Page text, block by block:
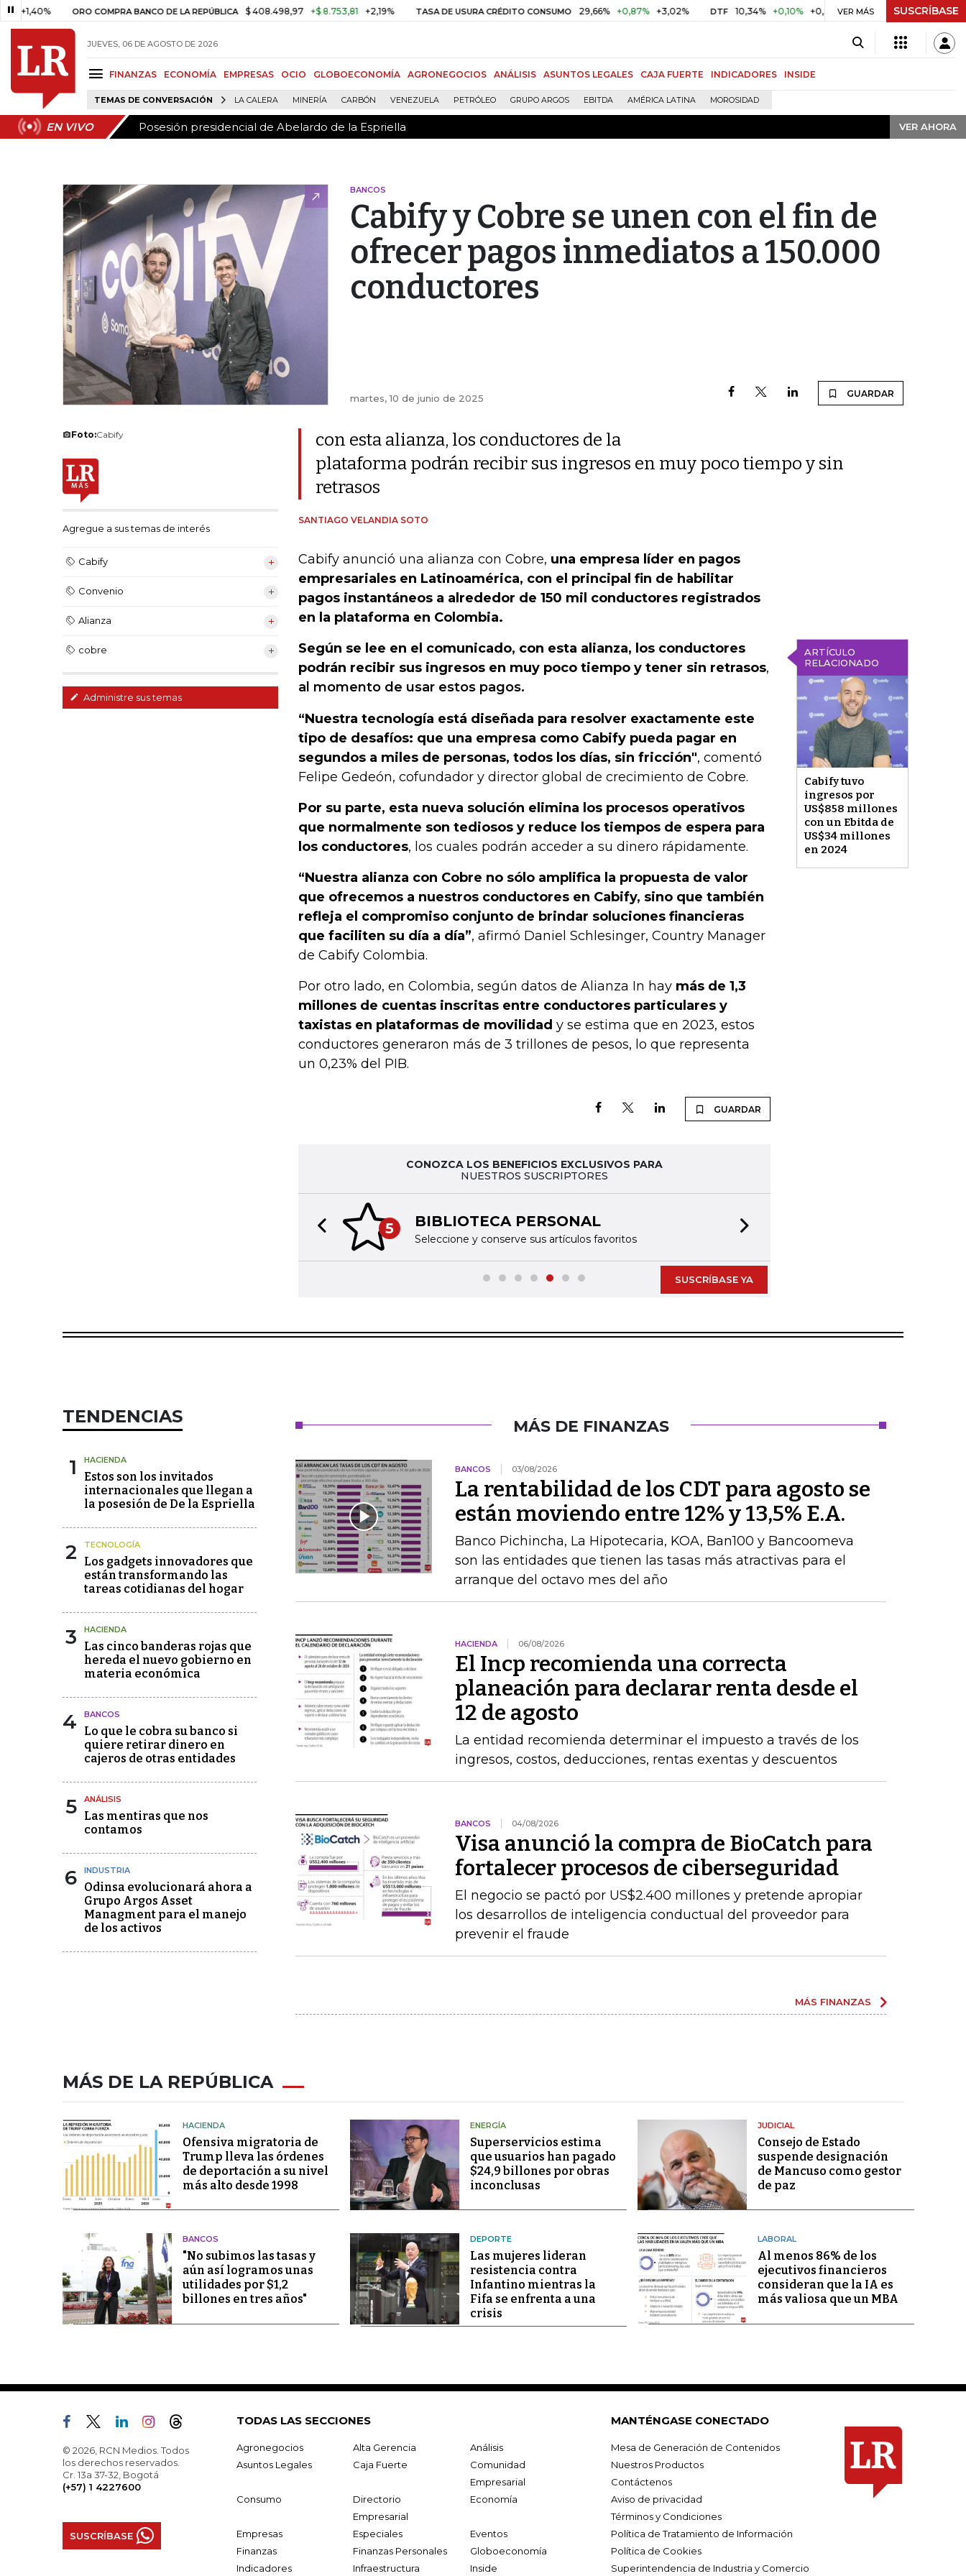
ORO COMPRA BANCO DE LA REPÚBLICA $ 408.498,97 +$ 8.753,81 +2,19% TASA DE USURA CRÉDITO CONSUMO 29,66% +0,87% +3,02% DTF 10,34% +0,10% +0,98% UVR $ 416,91 +$ 0,05 +0,01%
VER MÁS SUSCRÍBASE
JUEVES, 06 DE AGOSTO DE 2026
FINANZAS ECONOMÍA EMPRESAS OCIO GLOBOECONOMÍA AGRONEGOCIOS ANÁLISIS ASUNTOS LEGALES CAJA FUERTE INDICADORES INSIDE
TEMAS DE CONVERSACIÓN LA CALERA MINERÍA CARBÓN VENEZUELA PETRÓLEO GRUPO ARGOS EBITDA AMÉRICA LATINA MOROSIDAD
EN VIVO Posesión presidencial de Abelardo de la Espriella VER AHORA
EN VIVO Posesión presidencial de Abelardo de la Espriella VER AHORA
BANCOS
Cabify y Cobre se unen con el fin de
ofrecer pagos inmediatos a 150.000
conductores
martes, 10 de junio de 2025 GUARDAR
Foto:Cabify
Agregue a sus temas de interés
Cabify
Convenio
Alianza
cobre
Administre sus temas
con esta alianza, los conductores de la
plataforma podrán recibir sus ingresos en muy poco tiempo y sin
retrasos
SANTIAGO VELANDIA SOTO
Cabify anunció una alianza con Cobre, una empresa líder en pagos
empresariales en Latinoamérica, con el principal fin de habilitar
pagos instantáneos a alrededor de 150 mil conductores registrados
en la plataforma en Colombia.
ARTÍCULO
RELACIONADO
Cabify tuvo
ingresos por
US$858 millones
con un Ebitda de
US$34 millones
en 2024
Según se lee en el comunicado, con esta alianza, los conductores
podrán recibir sus ingresos en muy poco tiempo y tener sin retrasos,
al momento de usar estos pagos.
“Nuestra tecnología está diseñada para resolver exactamente este
tipo de desafíos: que una empresa como Cabify pueda pagar en
segundos a miles de personas, todos los días, sin fricción", comentó
Felipe Gedeón, cofundador y director global de crecimiento de Cobre.
Por su parte, esta nueva solución elimina los procesos operativos
que normalmente son tediosos y reduce los tiempos de espera para
los conductores, los cuales podrán acceder a su dinero rápidamente.
“Nuestra alianza con Cobre no sólo amplifica la propuesta de valor
que ofrecemos a nuestros conductores en Cabify, sino que también
refleja el compromiso conjunto de brindar soluciones financieras
que faciliten su día a día”, afirmó Daniel Schlesinger, Country Manager
de Cabify Colombia.
Por otro lado, en Colombia, según datos de Alianza In hay más de 1,3
millones de cuentas inscritas entre conductores particulares y
taxistas en plataformas de movilidad y se estima que en 2023, estos
conductores generaron más de 3 trillones de pesos, lo que representa
un 0,23% del PIB.
GUARDAR
CONOZCA LOS BENEFICIOS EXCLUSIVOS PARA
NUESTROS SUSCRIPTORES
5 BIBLIOTECA PERSONAL
Seleccione y conserve sus artículos favoritos
Previous slide
SUSCRÍBASE YA
TENDENCIAS
1 HACIENDA
Estos son los invitados
internacionales que llegan a
la posesión de De la Espriella
2 TECNOLOGÍA
Los gadgets innovadores que
están transformando las
tareas cotidianas del hogar
3 HACIENDA
Las cinco banderas rojas que
hereda el nuevo gobierno en
materia económica
4 BANCOS
Lo que le cobra su banco si
quiere retirar dinero en
cajeros de otras entidades
5 ANÁLISIS
Las mentiras que nos
contamos
6 INDUSTRIA
Odinsa evolucionará ahora a
Grupo Argos Asset
Managment para el manejo
de los activos
MÁS DE FINANZAS
BANCOS 03/08/2026
La rentabilidad de los CDT para agosto se
están moviendo entre 12% y 13,5% E.A.
Banco Pichincha, La Hipotecaria, KOA, Ban100 y Bancoomeva
son las entidades que tienen las tasas más atractivas para el
arranque del octavo mes del año
HACIENDA 06/08/2026
El Incp recomienda una correcta
planeación para declarar renta desde el
12 de agosto
La entidad recomienda determinar el impuesto a través de los
ingresos, costos, deducciones, rentas exentas y descuentos
BANCOS 04/08/2026
Visa anunció la compra de BioCatch para
fortalecer procesos de ciberseguridad
El negocio se pactó por US$2.400 millones y pretende apropiar
los desarrollos de inteligencia conductual del proveedor para
prevenir el fraude
MÁS FINANZAS
MÁS DE LA REPÚBLICA
HACIENDA
Ofensiva migratoria de
Trump lleva las órdenes
de deportación a su nivel
más alto desde 1998
ENERGÍA
Superservicios estima
que usuarios han pagado
$24,9 billones por obras
inconclusas
JUDICIAL
Consejo de Estado
suspende designación
de Mancuso como gestor
de paz
BANCOS
"No subimos las tasas y
aún así logramos unas
utilidades por $1,2
billones en tres años"
DEPORTE
Las mujeres lideran
resistencia contra
Infantino mientras la
Fifa se enfrenta a una
crisis
LABORAL
Al menos 86% de los
ejecutivos financieros
consideran que la IA es
más valiosa que un MBA
© 2026, RCN Medios. Todos
los derechos reservados.
Cr. 13a 37-32, Bogotá
(+57) 1 4227600
SUSCRÍBASE
TODAS LAS SECCIONES
Agronegocios Alta Gerencia
Análisis
Asuntos Legales
Caja Fuerte
Comunidad
Empresarial
Consumo
Directorio
Empresarial
Economía
Empresas Especiales
Eventos
Finanzas
Finanzas Personales
Globoeconomía
Indicadores
Infraestructura Inside
MANTÉNGASE CONECTADO
Mesa de Generación de Contenidos
Nuestros Productos
Contáctenos
Aviso de privacidad
Términos y Condiciones
Política de Tratamiento de Información
Política de Cookies
Superintendencia de Industria y Comercio